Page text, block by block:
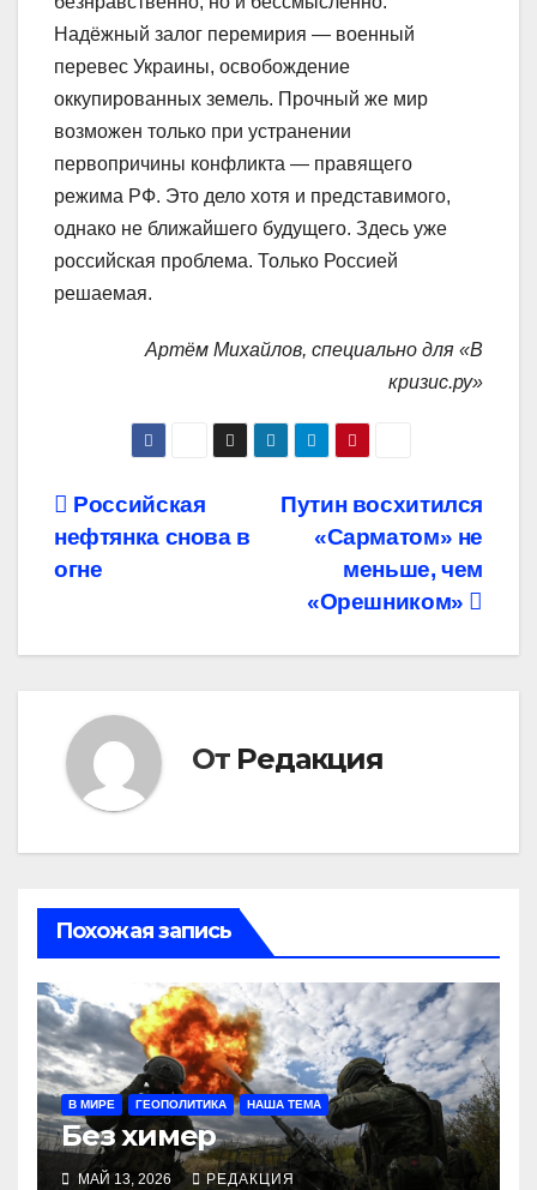
Надёжный залог перемирия — военный
перевес Украины, освобождение
оккупированных земель. Прочный же мир
возможен только при устранении
первопричины конфликта — правящего
режима РФ. Это дело хотя и представимого,
однако не ближайшего будущего. Здесь уже
российская проблема. Только Россией
решаемая.
Артём Михайлов, специально для «В
кризис.ру»
Навигация
по
Путин восхитился
«Сарматом» не
меньше, чем
«Орешником»
Российская
нефтянка снова в
огне
От Редакция
Похожая запись
В МИРЕ ГЕОПОЛИТИКА НАША ТЕМА
Без химер
МАЙ 13, 2026 РЕДАКЦИЯ